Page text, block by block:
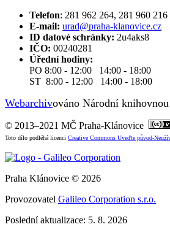
Telefon: 281 962 264, 281 960 216
E-mail: urad@praha-klanovice.cz
ID datové schránky: 2u4aks8
IČO: 00240281
Úřední hodiny:
PO 8:00 - 12:00 14:00 - 18:00
ST 8:00 - 12:00 14:00 - 18:00
Webarchivováno Národní
© 2013–2021 MČ Praha-Klánovice
Toto dílo podléhá licenci Creative Commons Uveďte původ-
Praha Klánovice © 2026
Provozovatel Galileo Corporation s.r.o.
Poslední aktualizace: 5. 8. 2026